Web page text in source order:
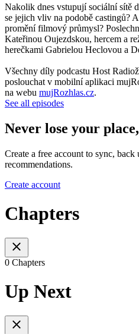
Nakolik dnes vstupují sociální sítě
se jejich vliv na podobě castingů?
promění filmový průmysl?
Kateřinou Oujezdskou, hercem a
herečkami Gabrielou Heclovou a
Všechny díly podcastu Host
poslouchat v mobilní aplikaci
na webu mujRozhlas.cz.
See all episodes
Never lose your
Create a free account to sync, back
recommendations.
Create account
Chapters
0 Chapters
Up Next